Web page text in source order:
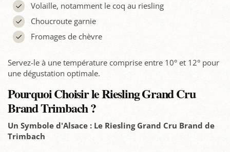
Volaille, notamment le coq au riesling
Choucroute garnie
Fromages de chèvre
Servez-le à une température comprise entre 10° et 12° pour
une dégustation optimale.
Pourquoi Choisir le Riesling Grand Cru
Brand Trimbach ?
Un Symbole d'Alsace : Le Riesling Grand Cru Brand de
Trimbach